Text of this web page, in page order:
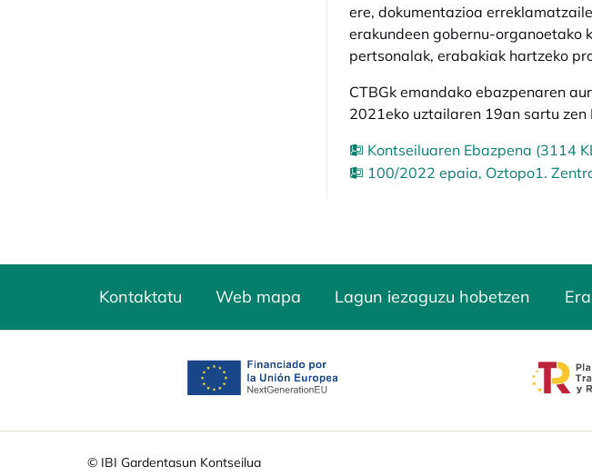
ere, dokumentazioa
erakundeen gobernu-organoetako
pertsonalak, erabakiak hartzeko
CTBGk emandako ebazpenaren
2021eko uztailaren 19an sartu zen
Kontseiluaren Ebazpena (3114
100/2022 epaia, Oztopo1.
Kontaktatu Web mapa Lagun iezaguzu hobetzen
opens in a new tab
© IBI Gardentasun Kontseilua